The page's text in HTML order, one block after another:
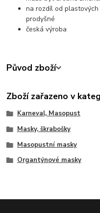
na rozdíl od
prodyšné
česká výroba
Původ zboží
Zboží zařazeno v
Karneval, Masopust
Masky, škrabošky
Masopustní masky
Organtýnové masky